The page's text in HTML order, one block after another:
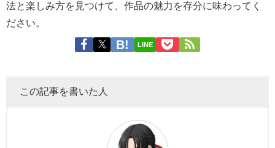
法と楽しみ方を見つけて、作品の魅力を存分に味わってく
ださい。
LINE
この記事を書いた人